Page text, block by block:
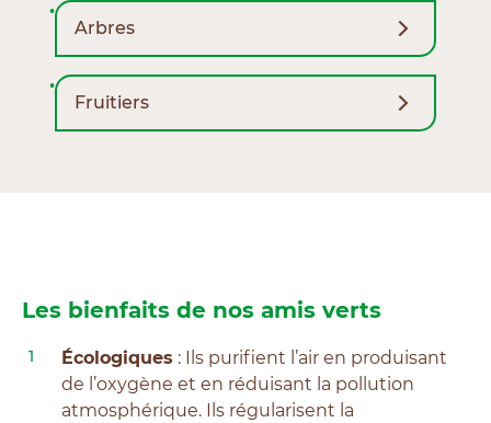
Arbres
Fruitiers
Les bienfaits de nos amis verts
Écologiques : Ils purifient l’air en produisant
de l’oxygène et en réduisant la pollution
atmosphérique. Ils régularisent la